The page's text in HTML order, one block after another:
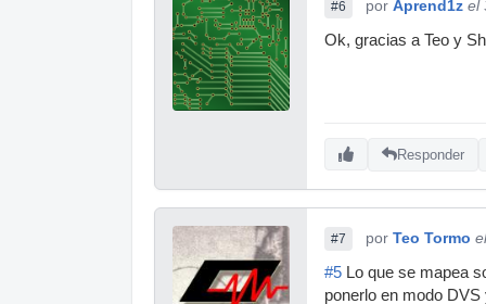
#6 por Aprend1z el
Ok, gracias a Teo y
Responder
#7 por Teo Tormo
#5 Lo que se mapea
ponerlo en modo